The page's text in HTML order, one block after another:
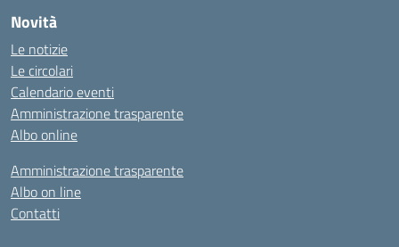
Novità
Le notizie
Le circolari
Calendario eventi
Amministrazione trasparente
Albo online
Amministrazione trasparente
Albo on line
Contatti